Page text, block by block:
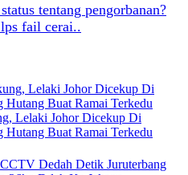
tentang pengorbanan?
fail cerai..
Lelaki Johor Dicekup Di
Buat Ramai Terkedu